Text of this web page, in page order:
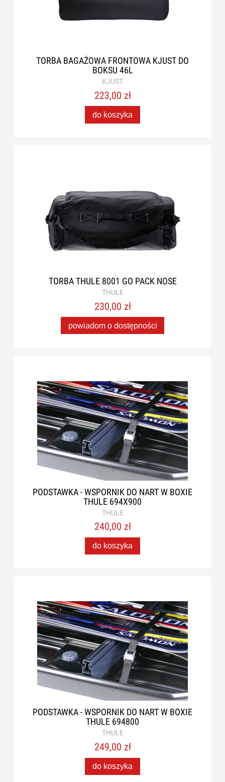
TORBA BAGAŻOWA FRONTOWA KJUST DO
BOKSU 46L
KJUST
223,00 zł
do koszyka
TORBA THULE 8001 GO PACK NOSE
THULE
230,00 zł
powiadom o dostępności
PODSTAWKA - WSPORNIK DO NART W BOXIE
THULE 694X900
THULE
240,00 zł
do koszyka
PODSTAWKA - WSPORNIK DO NART W BOXIE
THULE 694800
THULE
249,00 zł
do koszyka